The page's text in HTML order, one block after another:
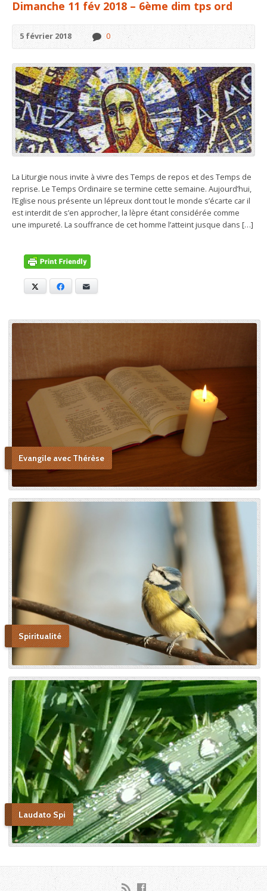
Dimanche 11 fév 2018 – 6ème dim tps ord
5 février 2018 0
La Liturgie nous invite à vivre des Temps de repos et des Temps de
reprise. Le Temps Ordinaire se termine cette semaine. Aujourd’hui,
l’Eglise nous présente un lépreux dont tout le monde s’écarte car il
est interdit de s’en approcher, la lèpre étant considérée comme
une impureté. La souffrance de cet homme l’atteint jusque dans […]
Facebook
Evangile avec Thérèse
Spiritualité
Laudato Spi